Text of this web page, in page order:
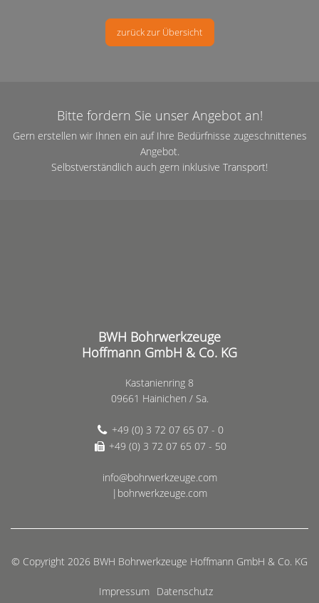
zurück zur Übersicht
Bitte fordern Sie unser Angebot an!
Gern erstellen wir Ihnen ein auf Ihre Bedürfnisse zugeschnittenes
Angebot.
Selbstverständlich auch gern inklusive Transport!
BWH Bohrwerkzeuge
Hoffmann GmbH & Co. KG
Kastanienring 8
09661 Hainichen / Sa.
+49 (0) 3 72 07 65 07 - 0
+49 (0) 3 72 07 65 07 - 50
info@bohrwerkzeuge.com
|bohrwerkzeuge.com
© Copyright 2026 BWH Bohrwerkzeuge Hoffmann GmbH & Co. KG
Impressum Datenschutz